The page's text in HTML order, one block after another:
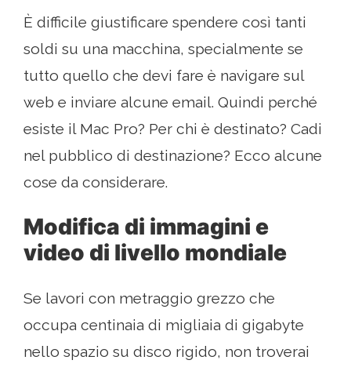
È difficile giustificare spendere così tanti
soldi su una macchina, specialmente se
tutto quello che devi fare è navigare sul
web e inviare alcune email. Quindi perché
esiste il Mac Pro? Per chi è destinato? Cadi
nel pubblico di destinazione? Ecco alcune
cose da considerare.
Modifica di immagini e
video di livello mondiale
Se lavori con metraggio grezzo che
occupa centinaia di migliaia di gigabyte
nello spazio su disco rigido, non troverai